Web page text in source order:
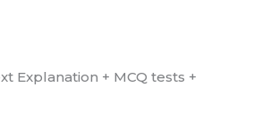
Text Explanation + MCQ tests +